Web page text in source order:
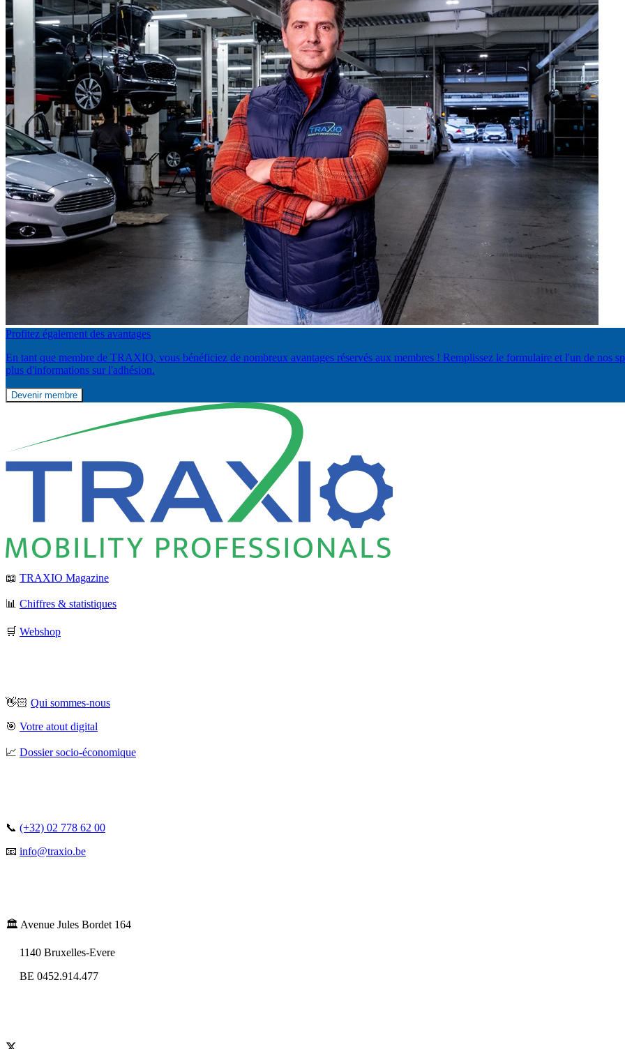
Profitez également des avantages
En tant que membre de TRAXIO, vous bénéficiez de nombreux avantages réservés aux membres ! Remplissez le formulaire et l'un de nos
plus d'informations sur l'adhésion.
Devenir membre
📖 TRAXIO Magazine
📊 Chiffres & statistiques
🛒 Webshop
👋🏻 Qui sommes-nous
🎯 Votre atout digital
📈 Dossier socio-économique
📞 (+32) 02 778 62 00
📧 info@traxio.be
🏛️ Avenue Jules Bordet 164
1140 Bruxelles-Evere
BE 0452.914.477